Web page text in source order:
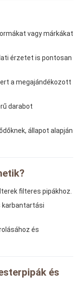
vagy márkákat
érzetet is pontosan
a megajándékozott
darabot
állapot alapján
filteres pipákhoz.
karbantartási
és
és